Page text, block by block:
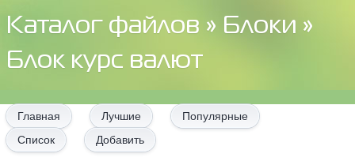
Каталог файлов » Блоки »
Блок курс валют
Главная Лучшие
Популярные
Список
Добавить